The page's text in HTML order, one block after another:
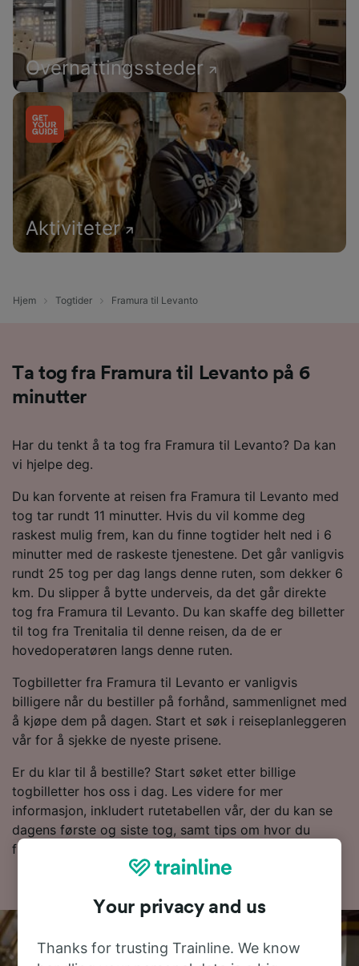
Overnattingssteder
Aktiviteter
Hjem Togtider Framura til Levanto
Ta tog fra Framura til Levanto på 6
minutter
Har du tenkt å ta tog fra Framura til Levanto? Da kan
vi hjelpe deg.
Du kan forvente at reisen fra Framura til Levanto med
tog tar rundt 11 minutter. Hvis du vil komme deg
raskest mulig frem, kan du finne togtider helt ned i 6
minutter med de raskeste tjenestene. Det går vanligvis
rundt 25 tog per dag langs denne ruten, som dekker 6
km. Du slipper å bytte underveis, da det går direkte
tog fra Framura til Levanto. Du kan skaffe deg billetter
til tog fra Trenitalia til denne reisen, da de er
hovedoperatøren langs denne ruten.
Togbilletter fra Framura til Levanto er vanligvis
billigere når du bestiller på forhånd, sammenlignet med
å kjøpe dem på dagen. Start et søk i reiseplanleggeren
vår for å sjekke de nyeste prisene.
Er du klar til å bestille? Start søket etter billige
togbilletter hos oss i dag. Les videre for mer
informasjon, inkludert rutetabellen vår, der du kan se
dagens første og siste tog, samt tips om hvor du
finner togbilletter til en lav pris.
Your privacy and us
Thanks for trusting Trainline. We know